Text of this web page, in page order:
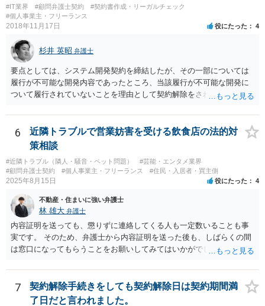
#IT業界 #顧問弁護士契約
#契約書作成・リーガルチェック
#個人事業主・フリーランス
2018年11月17日 役にたった 4
杉井 英昭 弁護士
要点としては、システム開発契約を締結したが、その一部については
履行が不可能な開発内容であったところ、当該履行が不可能な開発に
ついて履行されていないことを理由として契約解除をされた。そこ
いうご質問であると理解しました。 まず、「物理的にできない開発で
一方的に契約不履行のように伝えられ」とのことですが、「物理的に
できない」と真に言えるのかどうか、なぜ「物理的にできない開発」
を請け負うことになったのかが問題です。 もし、「物理的にできな
い」という意味が、単に「契約に記載された納期では間に合わない」
ということであれば、それは単純に履行遅滞を理由とする債務不履行
そのような開発は理論的に不可能（例えば、タイムマシンを作るとい
う契約等）であれば、契約自体が無効になる可能性があります。 いず
れの場合であっても、結局は、上記の「物理的にできない」部分を除
いた部分は開発完了しているということですから、その部分に相当す
る請負代金は請求できる可能性があります。 ただし、当該開発完了部
以上で、より個別的なお話は、詳しい契約内容や開発内容を知る必要
がありますので、正式に弁護士に相談することも検討された方がよい
と思います。
6
近隣トラブルで営業妨害を受ける飲食店の法的対
策相談
#近隣トラブル（隣人・騒音・ペット問題）
#芸能・エンタメ業界
#顧問弁護士契約
#個人事業主・フリーランス #住民・入居者・買主側
2025年8月15日 役にたった 4
不動産・住まいに強い弁護士
林 雄大 弁護士
内容証明を送っても、懲りずに連絡してくる人も一定数いることも事
実です。 そのため、弁護士から内容証明を送った後も、しばらくの間
は窓口になってもらうことをお願いしてみてはいかがでしょうか。 そ
口（弁護士に）言ってください」とだけお伝えし、それ以外には一切
応じないという姿勢をとることができるため、スタッフの方の負担軽
減を図れると思います。 大変な状況かと思いますが、ご参考になりま
7
契約解除手続きをしても契約解除日は契約期間満
了日だと言われました。